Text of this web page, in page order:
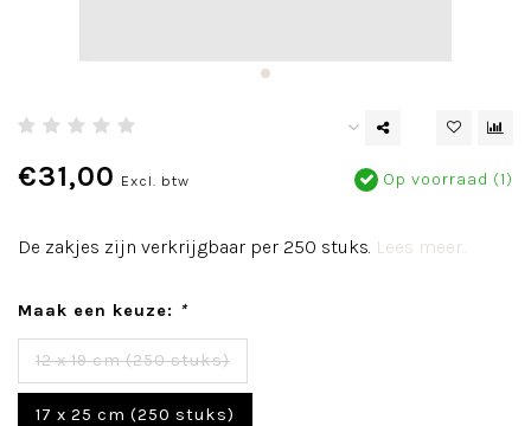
€31,00 Excl. btw Op voorraad (1)
De zakjes zijn verkrijgbaar per 250 stuks. Lees meer..
Maak een keuze: *
12 x 19 cm (250 stuks)
17 x 25 cm (250 stuks)